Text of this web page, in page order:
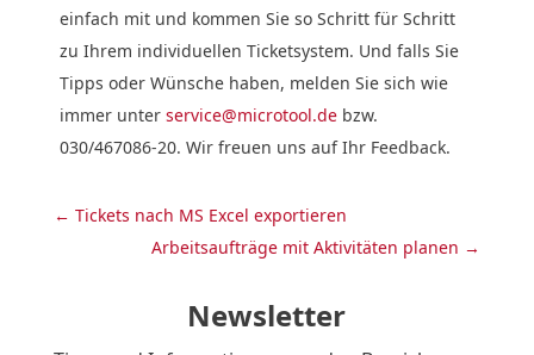
einfach mit und kommen Sie so Schritt für Schritt
zu Ihrem individuellen Ticketsystem. Und falls Sie
Tipps oder Wünsche haben, melden Sie sich wie
immer unter service@microtool.debzw.
030/467086-20. Wir freuen uns auf Ihr Feedback.
← Tickets nach MS Excel exportieren
Arbeitsaufträge mit Aktivitäten planen →
Newsletter